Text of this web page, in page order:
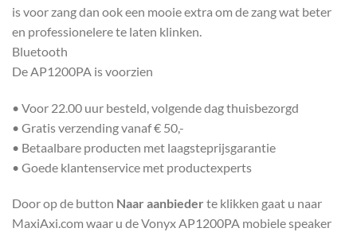
is voor zang dan ook een mooie extra om de zang wat beter
en professionelere te laten klinken.
Bluetooth
De AP1200PA is voorzien
• Voor 22.00 uur besteld, volgende dag thuisbezorgd
• Gratis verzending vanaf € 50,-
• Betaalbare producten met laagsteprijsgarantie
• Goede klantenservice met productexperts
Door op de button Naar aanbieder te klikken gaat u naar
MaxiAxi.com waar u de Vonyx AP1200PA mobiele speaker